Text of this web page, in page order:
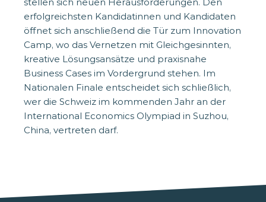
erfolgreichsten Kandidatinnen und Kandidaten
öffnet sich anschließend die Tür zum Innovation
Camp, wo das Vernetzen mit Gleichgesinnten,
kreative Lösungsansätze und praxisnahe
Business Cases im Vordergrund stehen. Im
Nationalen Finale entscheidet sich schließlich,
wer die Schweiz im kommenden Jahr an der
International Economics Olympiad in Suzhou,
China, vertreten darf.